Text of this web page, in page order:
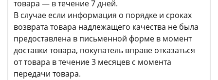
товара — в течение 7 дней.
В случае если информация о порядке и сроках
возврата товара надлежащего качества не была
предоставлена в письменной форме в момент
доставки товара, покупатель вправе отказаться
от товара в течение 3 месяцев с момента
передачи товара.